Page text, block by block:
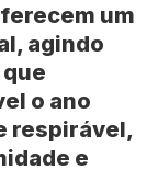
um
agindo
o ano
respirável,
e